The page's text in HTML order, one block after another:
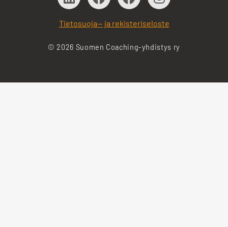
Tietosuoja— ja rekisteriseloste
© 2026 Suomen Coaching-yhdistys ry